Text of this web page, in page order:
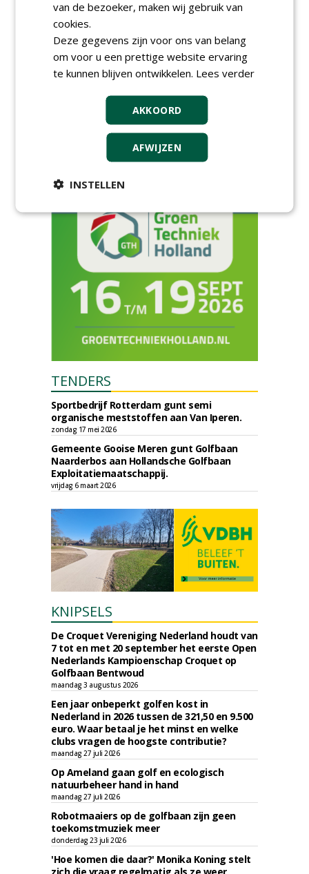
AGENDA
HAS start nieuwe opleiding
Hoofdgreenkeeper
donderdag 24 september 2026
Save the Date: Green Gala op
woensdag 2 december
woensdag 2 december 2026
European Greenkeeping
Summit 2027
TENDERS
Sportbedrijf Rotterdam gunt semi
organische meststoffen aan Van Iperen.
zondag 17 mei 2026
Gemeente Gooise Meren gunt Golfbaan
Naarderbos aan Hollandsche Golfbaan
Exploitatiemaatschappij.
vrijdag 6 maart 2026
KNIPSELS
De Croquet Vereniging Nederland houdt van
7 tot en met 20 september het eerste Open
Nederlands Kampioenschap Croquet op
Golfbaan Bentwoud
maandag 3 augustus 2026
Een jaar onbeperkt golfen kost in
Nederland in 2026 tussen de 321,50 en 9.500
euro. Waar betaal je het minst en welke
clubs vragen de hoogste contributie?
maandag 27 juli 2026
Op Ameland gaan golf en ecologisch
natuurbeheer hand in hand
maandag 27 juli 2026
Robotmaaiers op de golfbaan zijn geen
toekomstmuziek meer
donderdag 23 juli 2026
'Hoe komen die daar?' Monika Koning stelt
van de bezoeker, maken wij gebruik van
cookies.
Deze gegevens zijn voor ons van belang
om voor u een prettige website ervaring
te kunnen blijven ontwikkelen. Lees verder
AKKOORD
AFWIJZEN
INSTELLEN